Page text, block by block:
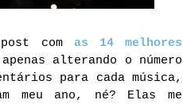
com as 14 melhores
alterando o número
para cada música,
meu ano, né? Elas me